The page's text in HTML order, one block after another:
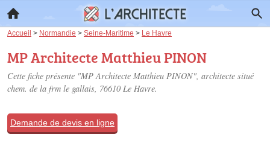
Accueil > Normandie > Seine-Maritime > Le Havre
MP Architecte Matthieu PINON
Cette fiche présente "MP Architecte Matthieu PINON", architecte situé
chem. de la frm le gallais, 76610 Le Havre.
Demande de devis en ligne